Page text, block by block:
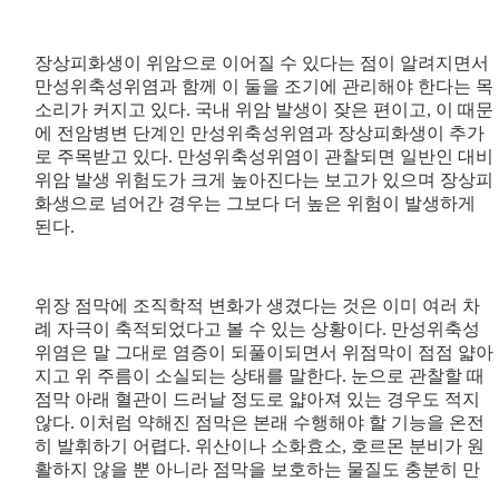
장상피화생이 위암으로 이어질 수 있다는 점이 알려지면서
만성위축성위염과 함께 이 둘을 조기에 관리해야 한다는 목
소리가 커지고 있다. 국내 위암 발생이 잦은 편이고, 이 때문
에 전암병변 단계인 만성위축성위염과 장상피화생이 추가
로 주목받고 있다. 만성위축성위염이 관찰되면 일반인 대비
위암 발생 위험도가 크게 높아진다는 보고가 있으며 장상피
화생으로 넘어간 경우는 그보다 더 높은 위험이 발생하게
된다.
위장 점막에 조직학적 변화가 생겼다는 것은 이미 여러 차
례 자극이 축적되었다고 볼 수 있는 상황이다. 만성위축성
위염은 말 그대로 염증이 되풀이되면서 위점막이 점점 얇아
지고 위 주름이 소실되는 상태를 말한다. 눈으로 관찰할 때
점막 아래 혈관이 드러날 정도로 얇아져 있는 경우도 적지
않다. 이처럼 약해진 점막은 본래 수행해야 할 기능을 온전
히 발휘하기 어렵다. 위산이나 소화효소, 호르몬 분비가 원
활하지 않을 뿐 아니라 점막을 보호하는 물질도 충분히 만